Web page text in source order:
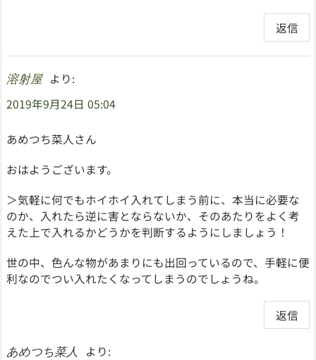
返信
溶射屋
より:
2019年9月24日 05:04
あめつち菜人さん
おはようございます。
＞気軽に何でもホイホイ入れてしまう前に、本当に必要な
のか、入れたら逆に害とならないか、そのあたりをよく考
えた上で入れるかどうかを判断するようにしましょう！
世の中、色んな物があまりにも出回っているので、手軽に便
利なのでつい入れたくなってしまうのでしょうね。
返信
あめつち菜人
より: